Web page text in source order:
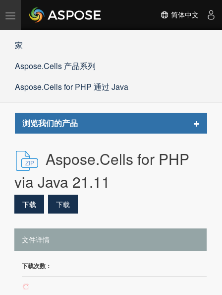
切
航
简体中文
家
Aspose.Cells 产品系列
Aspose.Cells for PHP 通过 Java
浏览我们的产品
Toggle
Aspose.Cells for PHP
via Java 21.11
下载 下载
文件详情
下载次数：
4